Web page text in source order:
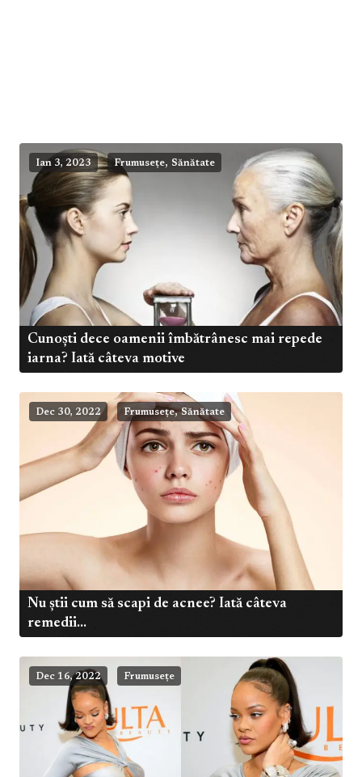
Ian 3, 2023 Frumusețe, Sănătate
Cunoști dece oamenii îmbătrânesc mai repede
iarna? Iată câteva motive
Dec 30, 2022 Frumusețe,Sănătate
Nu știi cum să scapi de acnee? Iată câteva
remedii...
Dec 16, 2022 Frumusețe